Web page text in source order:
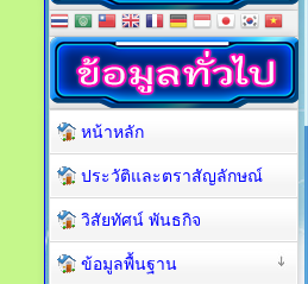
หน้าหลัก
ประวัติและตราสัญลักษณ์
วิสัยทัศน์ พันธกิจ
ข้อมูลพื้นฐาน